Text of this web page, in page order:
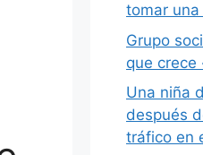
tomar
Grupo
que crece
Una niña
después
tráfico en